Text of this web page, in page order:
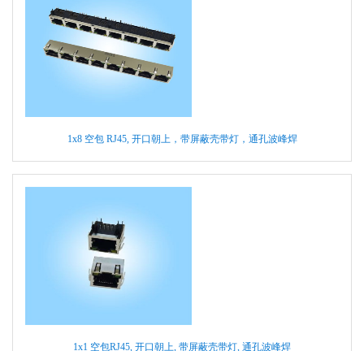
1x8 空包 RJ45, 开口朝上，带屏蔽壳带灯，通孔波峰焊
1x1 空包RJ45, 开口朝上, 带屏蔽壳带灯, 通孔波峰焊